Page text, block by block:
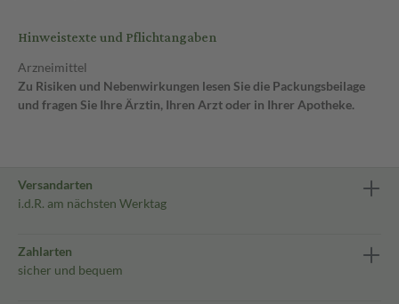
Hinweistexte und Pflichtangaben
Arzneimittel
Zu Risiken und Nebenwirkungen lesen Sie die Packungsbeilage
und fragen Sie Ihre Ärztin, Ihren Arzt oder in Ihrer Apotheke.
Versandarten
i.d.R. am nächsten Werktag
Zahlarten
sicher und bequem